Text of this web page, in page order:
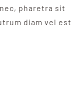
pharetra sit
diam vel est